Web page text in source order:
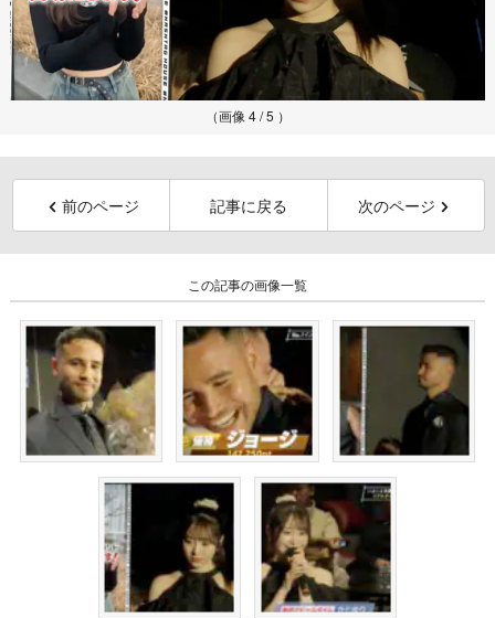
（画像 4 / 5 ）
前のページ 記事に戻る 次のページ
この記事の画像一覧